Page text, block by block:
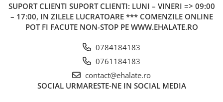
SUPORT CLIENTI SUPORT CLIENTI: LUNI – VINERI => 09:00
– 17:00, IN ZILELE LUCRATOARE *** COMENZILE ONLINE
POT FI FACUTE NON-STOP PE WWW.EHALATE.RO
0784184183
0761184183
contact@ehalate.ro
SOCIAL URMARESTE-NE IN SOCIAL MEDIA